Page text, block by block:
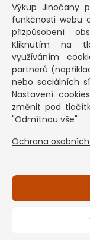
PRAKTICKÉ
Pozastavená živnost
Co vykoupíme na
Podmínky výkupu
Formuláře ke
SEPNO - návod
Ochrana osobních
KONTAKT
Kontakt na
Výkup Jinočany
funkčnosti webu
přizpůsobení
Kliknutím na
využíváním
partnerů
nebo sociálních
Nastavení
změnit pod
"Odmítnou vše"
Ochrana